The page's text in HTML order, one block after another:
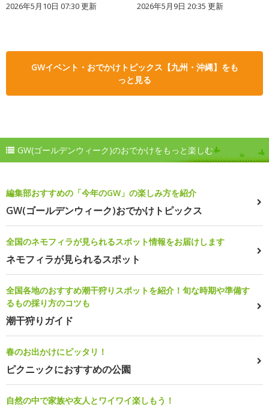
2026年5月10日 07:30 更新 2026年5月9日 20:35 更新
GWイベント・おでかけトピックス【九州・沖縄】をも
っと見る
GW(ゴールデンウィーク)のおでかけをもっと楽しむ
編集部おすすめの「今年のGW」の楽しみ方を紹介
GW(ゴールデンウィーク)おでかけトピックス
全国のネモフィラが見られるスポット情報をお届けします
ネモフィラが見られるスポット
全国各地のおすすめ潮干狩りスポットを紹介！旬な時期や準備す
るもの採り方のコツも
潮干狩りガイド
春のお出かけにピッタリ！
ピクニックにおすすめの公園
自然の中で家族や友人とワイワイ楽しもう！